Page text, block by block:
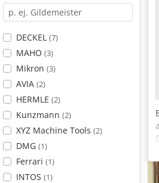
DECKEL (7)
MAHO (3)
Mikron (3)
AVIA (2)
HERMLE (2)
Kunzmann (2)
XYZ Machine Tools (2)
DMG (1)
Ferrari (1)
INTOS (1)